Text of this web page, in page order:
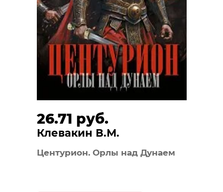
26.71 руб.
Клевакин В.М.
Центурион. Орлы над Дунаем